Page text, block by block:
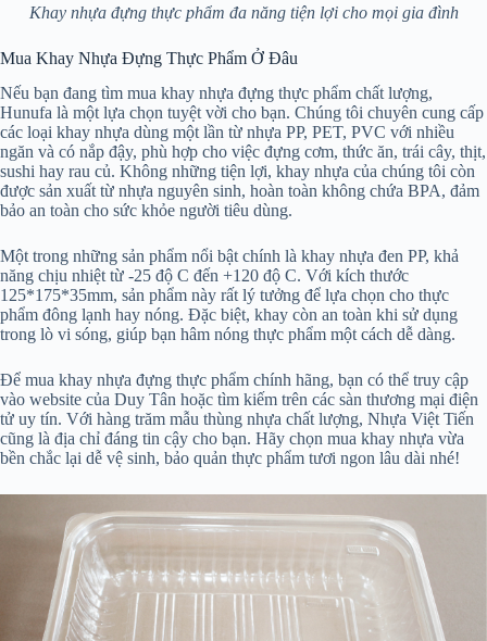
Khay nhựa đựng thực phẩm đa năng tiện lợi cho mọi gia đình
Mua Khay Nhựa Đựng Thực Phẩm Ở Đâu
Nếu bạn đang tìm mua khay nhựa đựng thực phẩm chất lượng,
Hunufa là một lựa chọn tuyệt vời cho bạn. Chúng tôi chuyên cung cấp
các loại khay nhựa dùng một lần từ nhựa PP, PET, PVC với nhiều
ngăn và có nắp đậy, phù hợp cho việc đựng cơm, thức ăn, trái cây, thịt,
sushi hay rau củ. Không những tiện lợi, khay nhựa của chúng tôi còn
được sản xuất từ nhựa nguyên sinh, hoàn toàn không chứa BPA, đảm
bảo an toàn cho sức khỏe người tiêu dùng.
Một trong những sản phẩm nổi bật chính là khay nhựa đen PP, khả
năng chịu nhiệt từ -25 độ C đến +120 độ C. Với kích thước
125*175*35mm, sản phẩm này rất lý tưởng để lựa chọn cho thực
phẩm đông lạnh hay nóng. Đặc biệt, khay còn an toàn khi sử dụng
trong lò vi sóng, giúp bạn hâm nóng thực phẩm một cách dễ dàng.
Để mua khay nhựa đựng thực phẩm chính hãng, bạn có thể truy cập
vào website của Duy Tân hoặc tìm kiếm trên các sàn thương mại điện
tử uy tín. Với hàng trăm mẫu thùng nhựa chất lượng, Nhựa Việt Tiến
cũng là địa chỉ đáng tin cậy cho bạn. Hãy chọn mua khay nhựa vừa
bền chắc lại dễ vệ sinh, bảo quản thực phẩm tươi ngon lâu dài nhé!